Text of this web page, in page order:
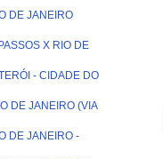
DE JANEIRO
X RIO DE
- CIDADE DO
DE JANEIRO (VIA
DE JANEIRO -